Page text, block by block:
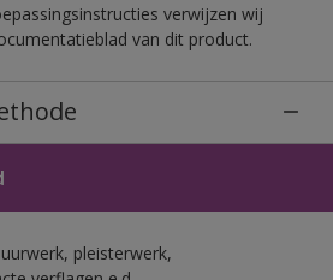
verwijzen wij
van dit product.
pleisterwerk,